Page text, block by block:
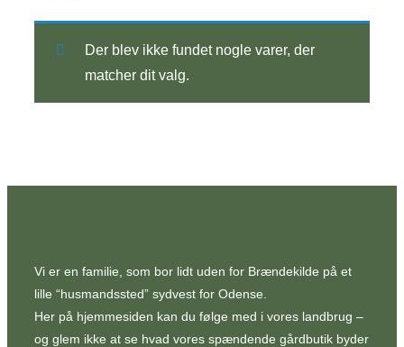
Der blev ikke fundet nogle varer, der
matcher dit valg.
Vi er en familie, som bor lidt uden for Brændekilde på et
lille “husmandssted” sydvest for Odense.
Her på hjemmesiden kan du følge med i vores landbrug –
og glem ikke at se hvad vores spændende gårdbutik byder